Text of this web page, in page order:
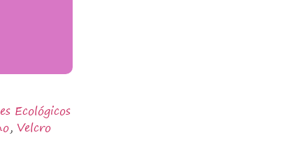
Ecológicos
, Velcro